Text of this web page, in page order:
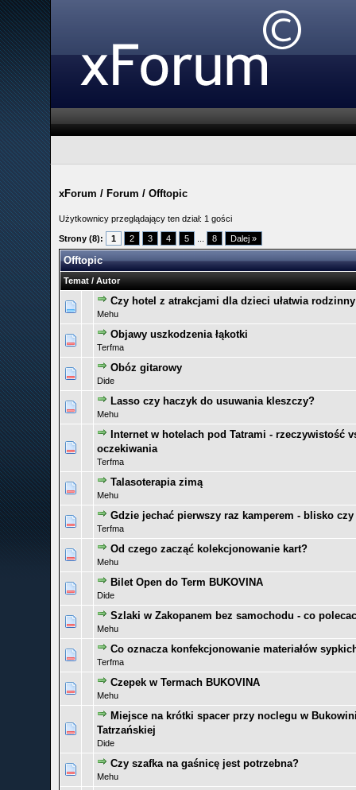
xForum / Forum / Offtopic
Użytkownicy przeglądający ten dział: 1 gości
Strony (8): 1 2 3 4 5 8 Dalej »
Offtopic
Temat/ Autor
Czy hotel z atrakcjami dla dzieci ułatwia
Mehu
0 głosów - średnia ocena: 0 na 5 gwiazdek
123 45
Objawy uszkodzenia łąkotki
Terfma
0 głosów - średnia ocena: 0 na 5 gwiazdek
12 345
Obóz gitarowy
Dide
0 głosów - średnia ocena: 0 na 5 gwiazdek
1234 5
Lasso czy haczyk do usuwania kleszczy?
Mehu
0 głosów - średnia ocena: 0 na 5 gwiazdek
1 234 5
Internet w hotelach pod Tatrami - rzeczywistość
oczekiwania
Terfma
0 głosów - średnia ocena: 0 na 5 gwiazdek
1234
Talasoterapia zimą
Mehu
0 głosów - średnia ocena: 0 na 5 gwiazdek
12345
Gdzie jechać pierwszy raz kamperem - blisko czy
Terfma
0 głosów - średnia ocena: 0 na 5 gwiazdek
12345
Od czego zacząć kolekcjonowanie kart?
Mehu
0 głosów - średnia ocena: 0 na 5 gwiazdek
12345
Bilet Open do Term BUKOVINA
Dide
0 głosów - średnia ocena: 0 na 5 gwiazdek
1234 5
Szlaki w Zakopanem bez samochodu - co
Mehu
0 głosów - średnia ocena: 0 na 5 gwiazdek
1 2345
Co oznacza konfekcjonowanie materiałów
Terfma
0 głosów - średnia ocena: 0 na 5 gwiazdek
1 2345
Czepek w Termach BUKOVINA
Mehu
0 głosów - średnia ocena: 0 na 5 gwiazdek
12 3 5
Miejsce na krótki spacer przy noclegu w
Tatrzańskiej
Dide
0 głosów - średnia ocena: 0 na 5 gwiazdek
123
Czy szafka na gaśnicę jest potrzebna?
Mehu
0 głosów - średnia ocena: 0 na 5 gwiazdek
12345